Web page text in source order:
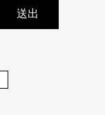
English